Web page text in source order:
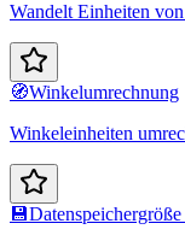
Wandelt Einheiten
🧭Winkelumrechnung
Winkeleinheiten
💾